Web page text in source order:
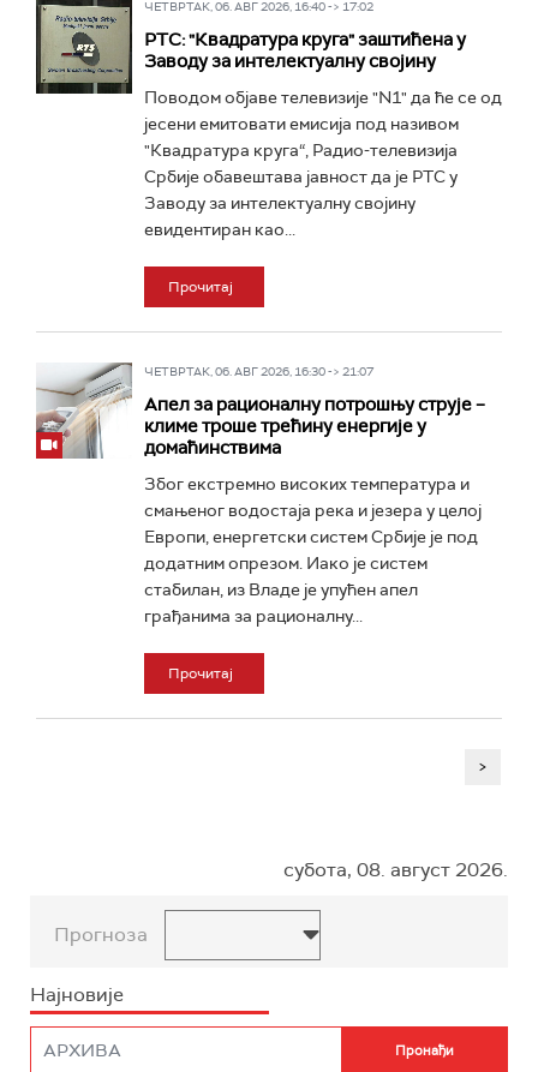
ЧЕТВРТАК, 06. АВГ 2026, 16:40 -> 17:02
РТС: "Квадратура круга" заштићена у
Заводу за интелектуалну својину
Поводом објаве телевизије "N1" да ће се од
јесени емитовати емисија под називом
"Квадратура круга“, Радио-телевизија
Србије обавештава јавност да је РТС у
Заводу за интелектуалну својину
евидентиран као...
Прочитај
ЧЕТВРТАК, 06. АВГ 2026, 16:30 -> 21:07
Апел за рационалну потрошњу струје –
климе троше трећину енергије у
домаћинствима
Због екстремно високих температура и
смањеног водостаја река и језера у целој
Европи, енергетски систем Србије је под
додатним опрезом. Иако је систем
стабилан, из Владе је упућен апел
грађанима за рационалну...
Прочитај
>
субота, 08. август 2026.
Прогноза
Најновије